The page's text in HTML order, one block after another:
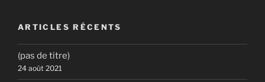
ARTICLES RÉCENTS
(pas de titre)
24 août 2021